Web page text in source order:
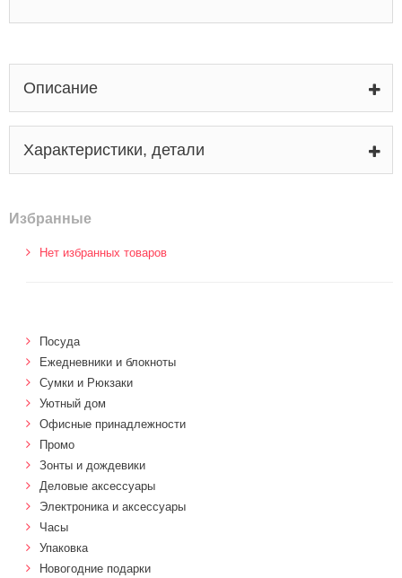
Описание
Характеристики, детали
Избранные
Нет избранных товаров
Посуда
Ежедневники и блокноты
Сумки и Рюкзаки
Уютный дом
Офисные принадлежности
Промо
Зонты и дождевики
Деловые аксессуары
Электроника и аксессуары
Часы
Упаковка
Новогодние подарки